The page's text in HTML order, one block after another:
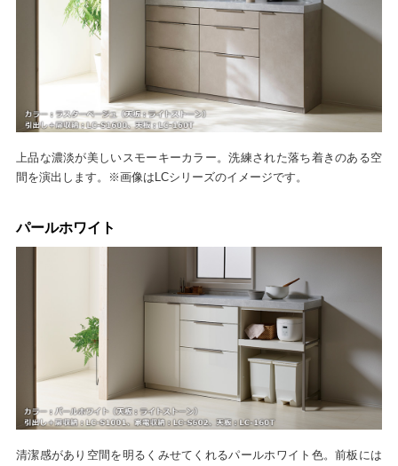
上品な濃淡が美しいスモーキーカラー。洗練された落ち着きのある空
間を演出します。※画像はLCシリーズのイメージです。
パールホワイト
清潔感があり空間を明るくみせてくれるパールホワイト色。前板には